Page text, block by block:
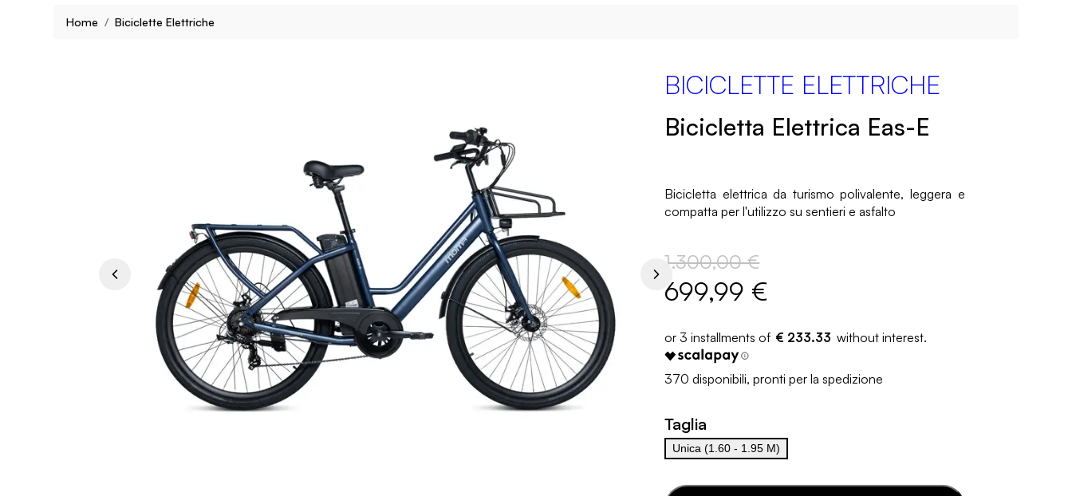
Home Biciclette Elettriche
BICICLETTE ELETTRICHE
Bicicletta Elettrica Eas-E
Bicicletta elettrica da turismo polivalente, leggera e
compatta per l'utilizzo su sentieri e asfalto
1.300,00 €
699,99 €
€ 233.33
370 disponibili, pronti per la spedizione
Taglia
Unica (1.60 - 1.95 M)